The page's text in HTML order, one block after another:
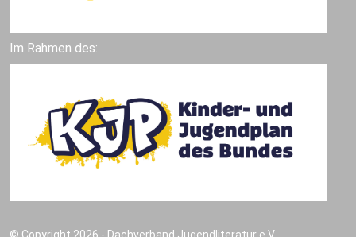
Im Rahmen des: